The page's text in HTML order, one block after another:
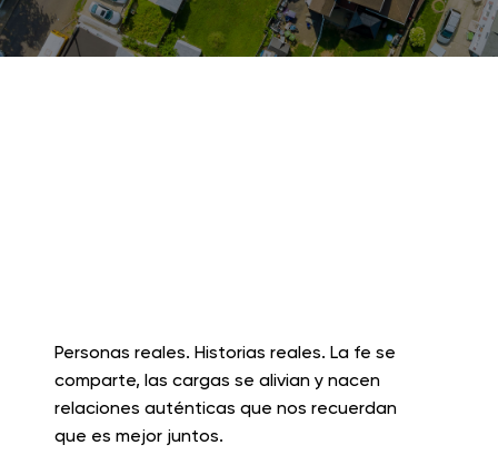
Personas reales. Historias reales. La fe se
comparte, las cargas se alivian y nacen
relaciones auténticas que nos recuerdan
que es mejor juntos.